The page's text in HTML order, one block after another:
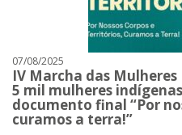
07/08/2025
IV Marcha das
5 mil mulheres
documento final “Por
curamos a terra!”